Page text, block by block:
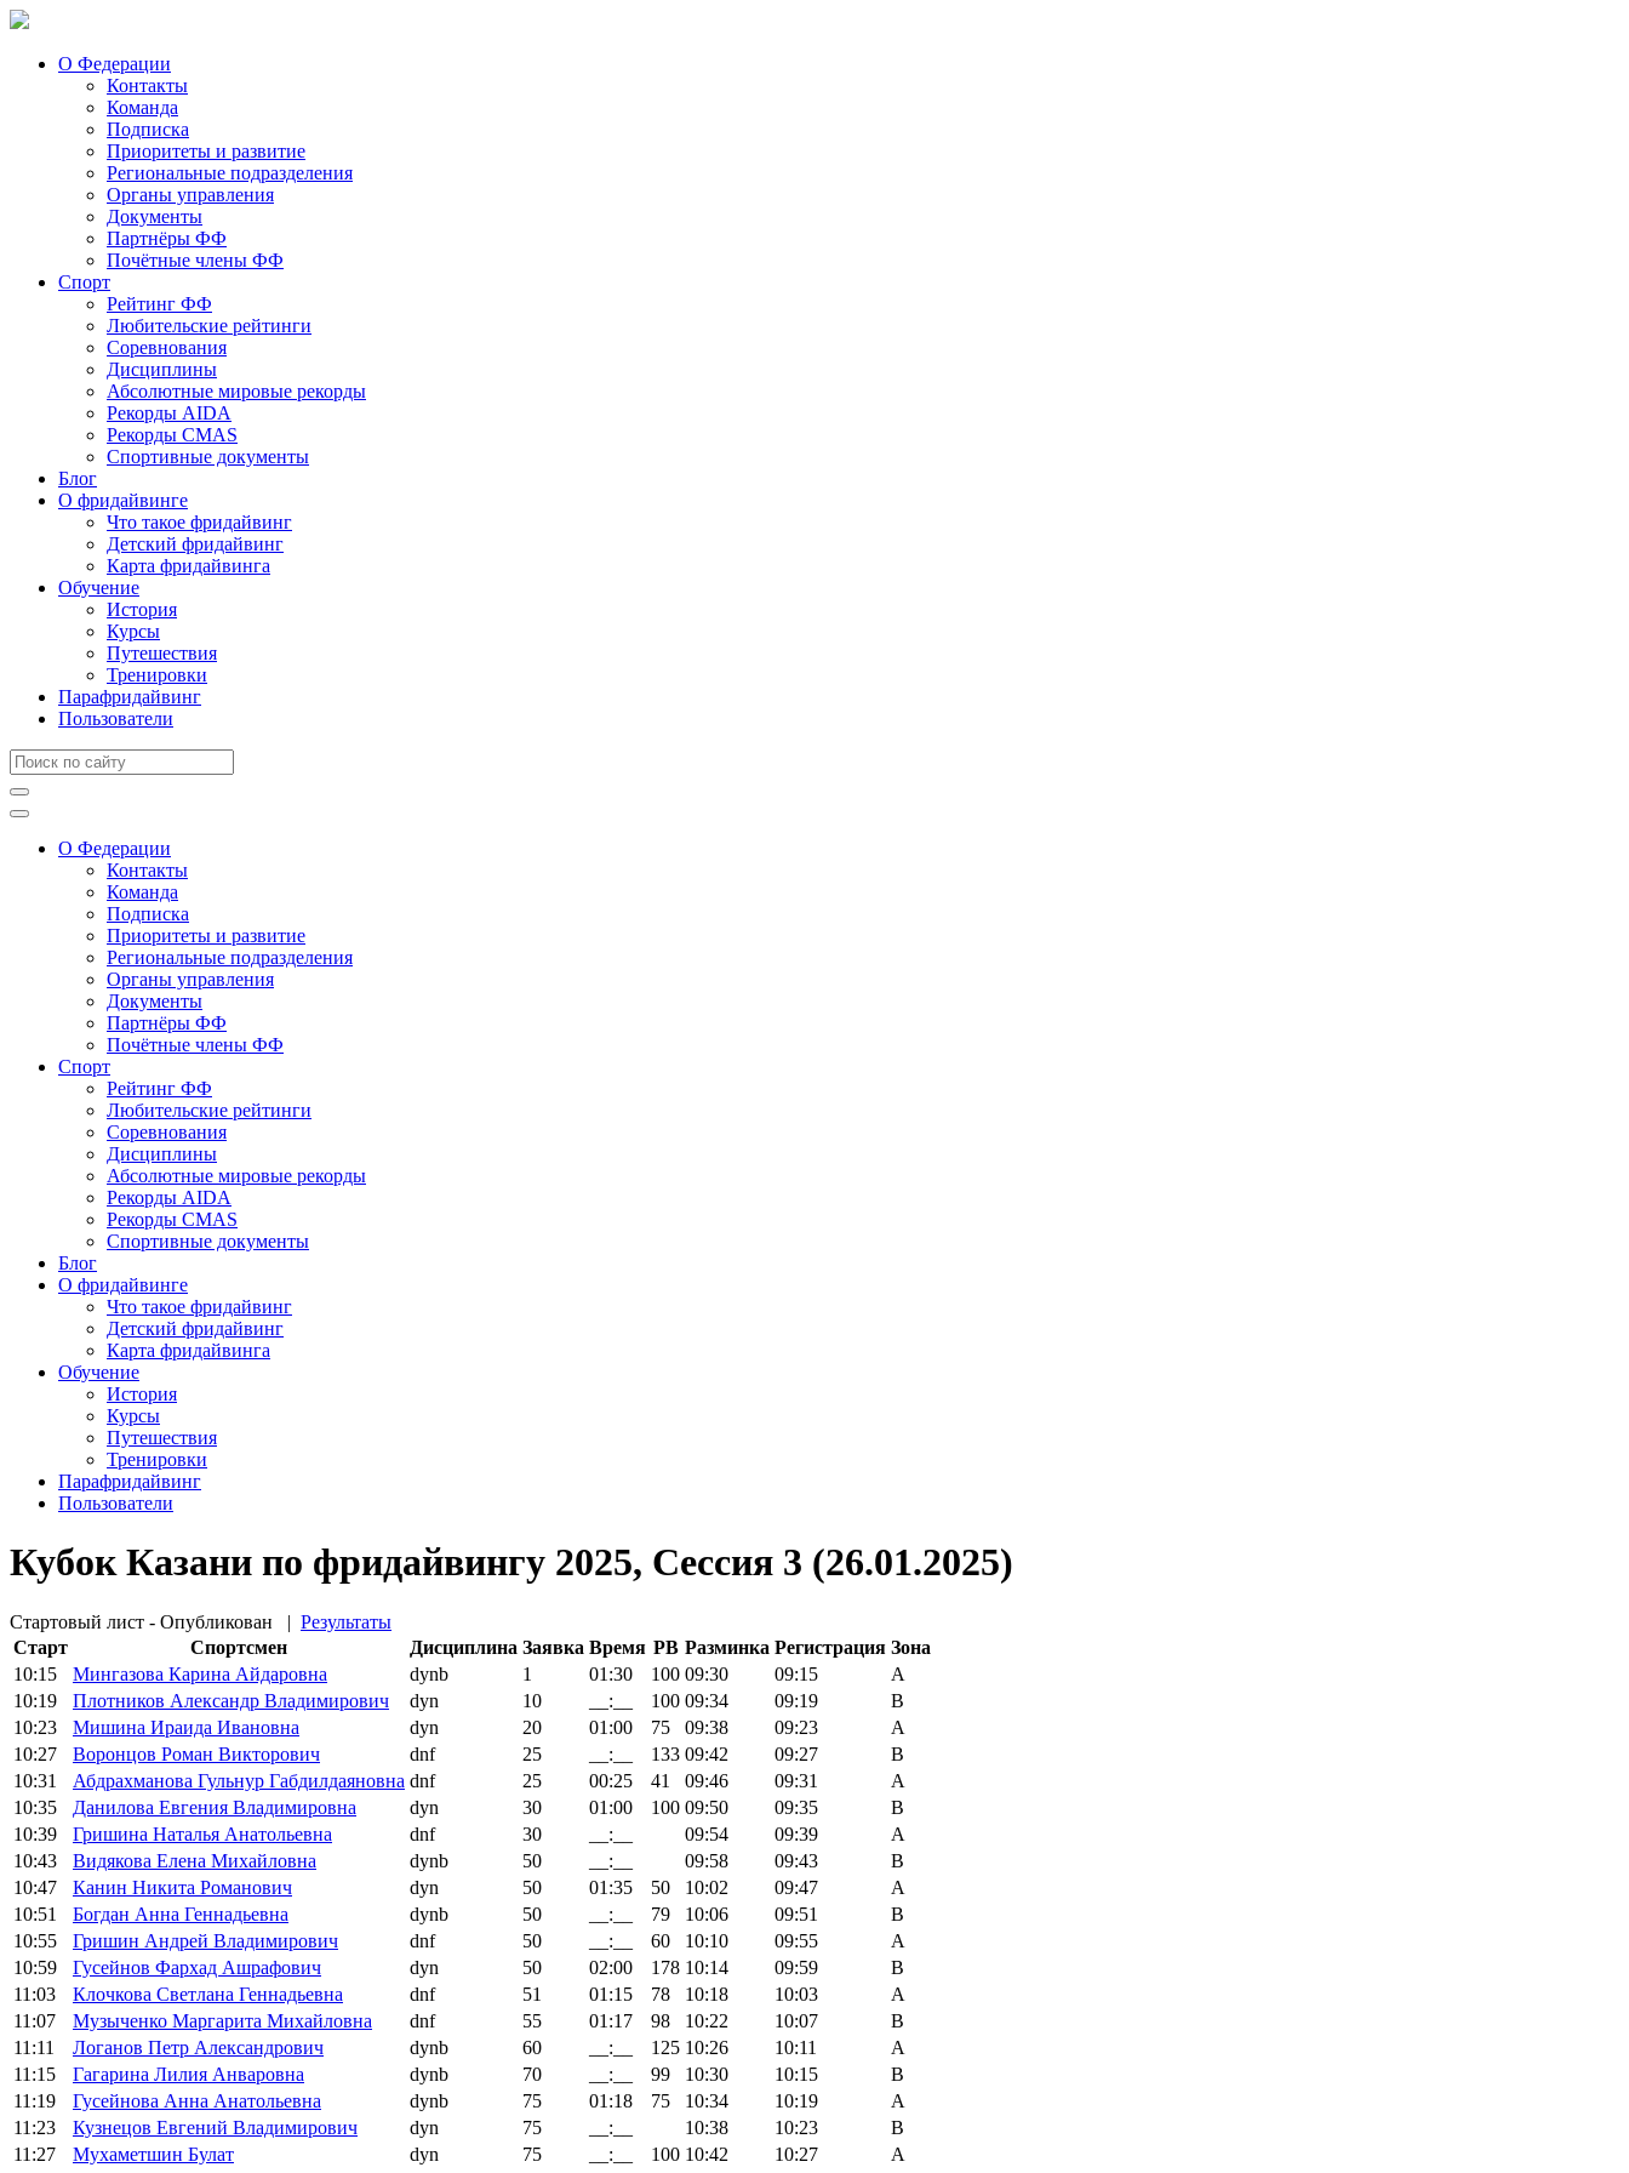
О Федерации
Контакты
Команда
Подписка
Приоритеты и развитие
Региональные подразделения
Органы управления
Документы
Партнёры ФФ
Почётные члены ФФ
Спорт
Рейтинг ФФ
Любительские рейтинги
Соревнования
Дисциплины
Абсолютные мировые рекорды
Рекорды AIDA
Рекорды CMAS
Спортивные документы
Блог
О фридайвинге
Что такое фридайвинг
Детский фридайвинг
Карта фридайвинга
Обучение
История
Курсы
Путешествия
Тренировки
Парафридайвинг
Пользователи
О Федерации
Контакты
Команда
Подписка
Приоритеты и развитие
Региональные подразделения
Органы управления
Документы
Партнёры ФФ
Почётные члены ФФ
Спорт
Рейтинг ФФ
Любительские рейтинги
Соревнования
Дисциплины
Абсолютные мировые рекорды
Рекорды AIDA
Рекорды CMAS
Спортивные документы
Блог
О фридайвинге
Что такое фридайвинг
Детский фридайвинг
Карта фридайвинга
Обучение
История
Курсы
Путешествия
Тренировки
Парафридайвинг
Пользователи
Кубок Казани по фридайвингу 2025, Сессия 3 (26.01.2025)
Стартовый лист - Опубликован | Результаты
Старт
Спортсмен Дисциплина Заявка Время PB Разминка Регистрация Зона
10:15
Мингазова Карина Айдаровна dynb 1 01:30 100 09:30 09:15
A
10:19
Плотников Александр Владимирович dyn 10 __:__ 100 09:34 09:19
B
10:23
Мишина Ираида Ивановна dyn 20 01:00 75 09:38 09:23
A
10:27
Воронцов Роман Викторович dnf 25 __:__ 133 09:42 09:27
B
10:31
Абдрахманова Гульнур Габдилдаяновна dnf 25 00:25 41 09:46 09:31
A
10:35
Данилова Евгения Владимировна dyn 30 01:00 100 09:50 09:35
B
10:39
Гришина Наталья Анатольевна dnf 30 __:__ 09:54 09:39
A
10:43
Видякова Елена Михайловна dynb 50 __:__ 09:58 09:43
B
10:47
Канин Никита Романович dyn 50 01:35 50 10:02 09:47
A
10:51
Богдан Анна Геннадьевна dynb 50 __:__ 79 10:06 09:51
B
10:55
Гришин Андрей Владимирович dnf 50 __:__ 60 10:10 09:55
A
10:59
Гусейнов Фархад Ашрафович dyn 50 02:00 178 10:14 09:59
B
11:03
Клочкова Светлана Геннадьевна dnf 51 01:15 78 10:18 10:03
A
11:07
Музыченко Маргарита Михайловна dnf 55 01:17 98 10:22 10:07
B
11:11
Логанов Петр Александрович dynb 60 __:__ 125 10:26 10:11
A
11:15
Гагарина Лилия Анваровна dynb 70 __:__ 99 10:30 10:15
B
11:19
Гусейнова Анна Анатольевна dynb 75 01:18 75 10:34 10:19
A
11:23
Кузнецов Евгений Владимирович dyn 75 __:__ 10:38 10:23
B
11:27
Мухаметшин Булат dyn 75 __:__ 100 10:42 10:27
A